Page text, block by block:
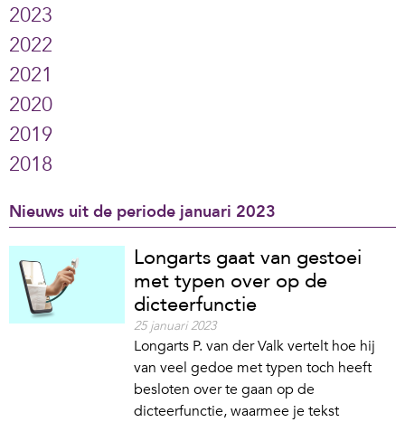
2023
2022
2021
2020
2019
2018
Nieuws uit de periode januari 2023
Longarts gaat van gestoei
met typen over op de
dicteerfunctie
25 januari 2023
Longarts P. van der Valk vertelt hoe hij
van veel gedoe met typen toch heeft
besloten over te gaan op de
dicteerfunctie, waarmee je tekst